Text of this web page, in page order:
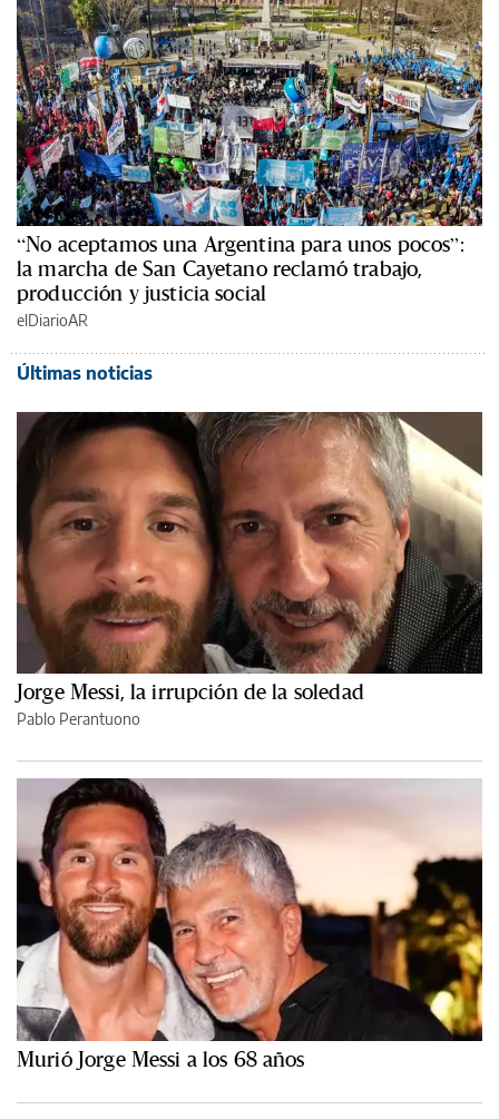
“No aceptamos una Argentina para unos pocos”:
la marcha de San Cayetano reclamó trabajo,
producción y justicia social
elDiarioAR
Últimas noticias
Jorge Messi, la irrupción de la soledad
Pablo Perantuono
Murió Jorge Messi a los 68 años